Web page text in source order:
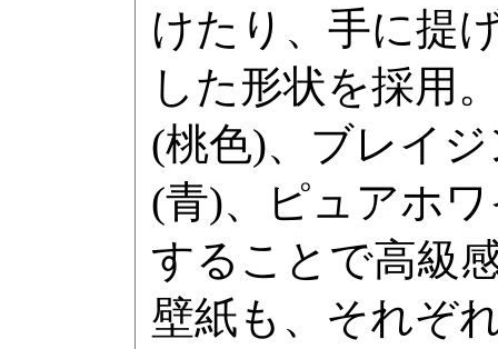
けたり、手に提
した形状を採用
(桃色)、ブレイ
(青)、ピュアホ
することで高級
壁紙も、それぞ